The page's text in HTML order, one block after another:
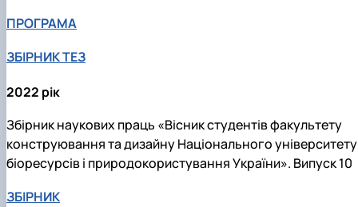
ПРОГРАМА
ЗБІРНИК ТЕЗ
2022 рік
Збірник наукових праць «Вісник студентів факультету
конструювання та дизайну Національного університету
біоресурсів і природокористування України». Випуск 10
ЗБІРНИК